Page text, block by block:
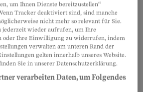
um Ihnen Dienste bereitzustellen“
Tracker deaktiviert sind, sind manche
nicht mehr so relevant für Sie.
jederzeit wieder aufrufen, um Ihre
oder Ihre Einwilligung zu widerrufen, indem
verwalten am unteren Rand der
gelten innerhalb unseres Website.
Sie in unserer Datenschutzerklärung.
verarbeiten Daten, um Folgendes